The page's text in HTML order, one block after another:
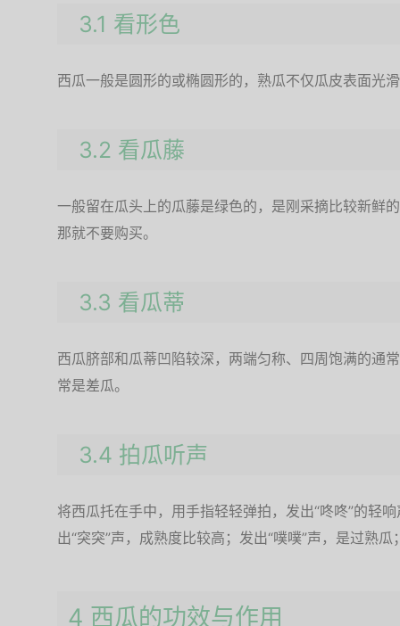
3.1 看形色
西瓜一般是圆形的或椭圆形的，熟瓜不仅瓜皮表面光
3.2 看瓜藤
一般留在瓜头上的瓜藤是绿色的，是刚采摘比较新鲜
那就不要购买。
3.3 看瓜蒂
西瓜脐部和瓜蒂凹陷较深，两端匀称、四周饱满的通
常是差瓜。
3.4 拍瓜听声
将西瓜托在手中，用手指轻轻弹拍，发出“咚咚”的轻
出“突突”声，成熟度比较高；发出“噗噗”声，是过熟
4 西瓜的功效与作用